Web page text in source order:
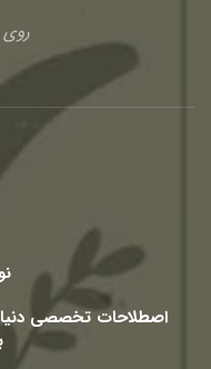
روی
اصطلاحات تخصصی